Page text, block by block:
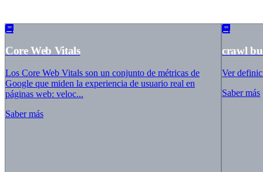
Core Web Vitals
Los Core Web Vitals son un conjunto de métricas de
Google que miden la experiencia de usuario real en
páginas web: veloc...
Saber más
crawl
Ver
Saber más